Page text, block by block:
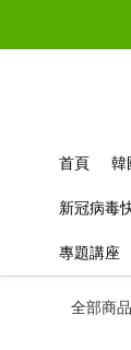
首頁 韓
新冠病毒
專題講座
全部商品